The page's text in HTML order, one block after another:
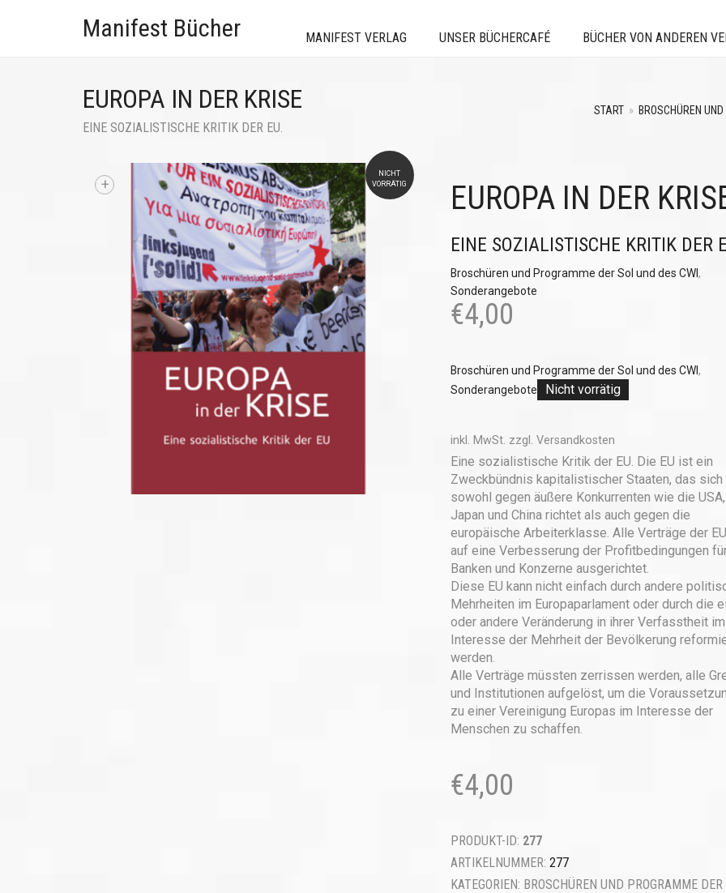
Manifest Bücher MANIFEST VERLAG UNSER BÜCHERCAFÉ BÜCHER VON ANDEREN
EUROPA IN DER KRISE
EINE SOZIALISTISCHE KRITIK DER EU.
START » BROSCHÜREN
NICHT
VORRÄTIG
+ EUROPA IN DER
EINE SOZIALISTISCHE KRITIK DER
Broschüren und Programme der Sol und des CWI,
Sonderangebote
€4,00
Broschüren und Programme der Sol und des CWI,
Sonderangebote
Nicht vorrätig
inkl. MwSt. zzgl. Versandkosten
Eine sozialistische Kritik der EU. Die EU ist ein
Zweckbündnis kapitalistischer Staaten, das sich
sowohl gegen äußere Konkurrenten wie die USA,
Japan und China richtet als auch gegen die
europäische Arbeiterklasse. Alle Verträge der
auf eine Verbesserung der Profitbedingungen
Banken und Konzerne ausgerichtet.
Diese EU kann nicht einfach durch andere
Mehrheiten im Europaparlament oder durch die
oder andere Veränderung in ihrer Verfasstheit im
Interesse der Mehrheit der Bevölkerung
werden.
Alle Verträge müssten zerrissen werden, alle
und Institutionen aufgelöst, um die
zu einer Vereinigung Europas im Interesse der
Menschen zu schaffen.
€4,00
PRODUKT-ID: 277
ARTIKELNUMMER: 277
KATEGORIEN: BROSCHÜREN UND PROGRAMME DER